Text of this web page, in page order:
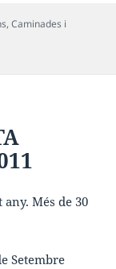
,Caminades i
Més de 30
Setembre